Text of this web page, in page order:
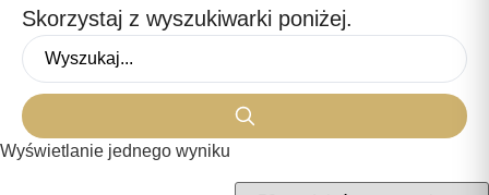
Skorzystaj z wyszukiwarki poniżej.
Wyświetlanie jednego wyniku